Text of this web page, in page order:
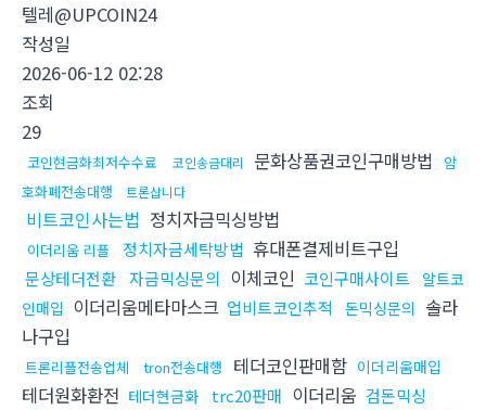
텔레@UPCOIN24
작성일
2026-06-12 02:28
조회
29
코인현금화최저수수료 코인송금대리 문화상품권코인구매방법
암
호화폐전송대행
트론삽니다
비트코인사는법 정치자금믹싱방법
이더리움 리플 정치자금세탁방법 휴대폰결제비트구입
문상테더전환 자금믹싱문의 이체코인 코인구매사이트
알트코
인매입 이더리움메타마스크 업비트코인추적 돈믹싱문의 솔라
나구입
트론리플전송업체 tron전송대행 테더코인판매함 이더리움매입
테더원화환전 테더현금화 trc20판매 이더리움 검돈믹싱